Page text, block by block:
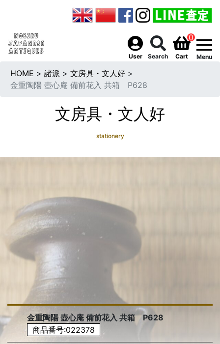
User Search
0
Cart Menu
HOME > 諸派 > 文房具・文人好 >
金重陶陽 壺心庵 備前花入 共箱 P628
文房具・文人好
stationery
金重陶陽 壺心庵 備前花入 共箱 P628
商品番号:022378